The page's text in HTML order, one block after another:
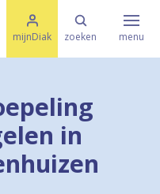
mijnDiak zoeken
M
e
menu
in